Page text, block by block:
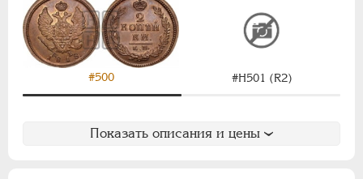
#500 #Н501 (R2)
Показать описания и цены